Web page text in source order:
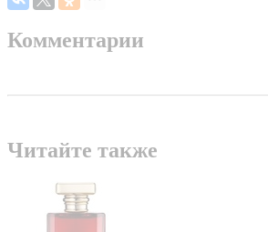
Комментарии
Читайте также